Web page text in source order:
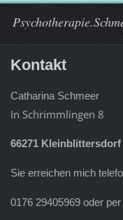
Kontakt
Catharina Schmeer
In Schrimmlingen 8
66271 Kleinblittersdorf
Sie erreichen mich
0176 29405969 oder per